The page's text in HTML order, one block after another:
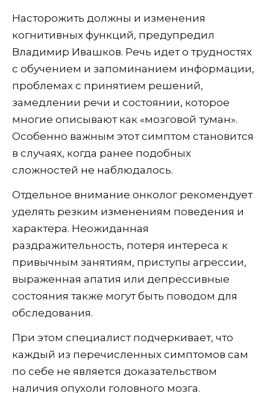
Насторожить должны и изменения
когнитивных функций, предупредил
Владимир Ивашков. Речь идет о трудностях
с обучением и запоминанием информации,
проблемах с принятием решений,
замедлении речи и состоянии, которое
многие описывают как «мозговой туман».
Особенно важным этот симптом становится
в случаях, когда ранее подобных
сложностей не наблюдалось.
Отдельное внимание онколог рекомендует
уделять резким изменениям поведения и
характера. Неожиданная
раздражительность, потеря интереса к
привычным занятиям, приступы агрессии,
выраженная апатия или депрессивные
состояния также могут быть поводом для
обследования.
При этом специалист подчеркивает, что
каждый из перечисленных симптомов сам
по себе не является доказательством
наличия опухоли головного мозга.